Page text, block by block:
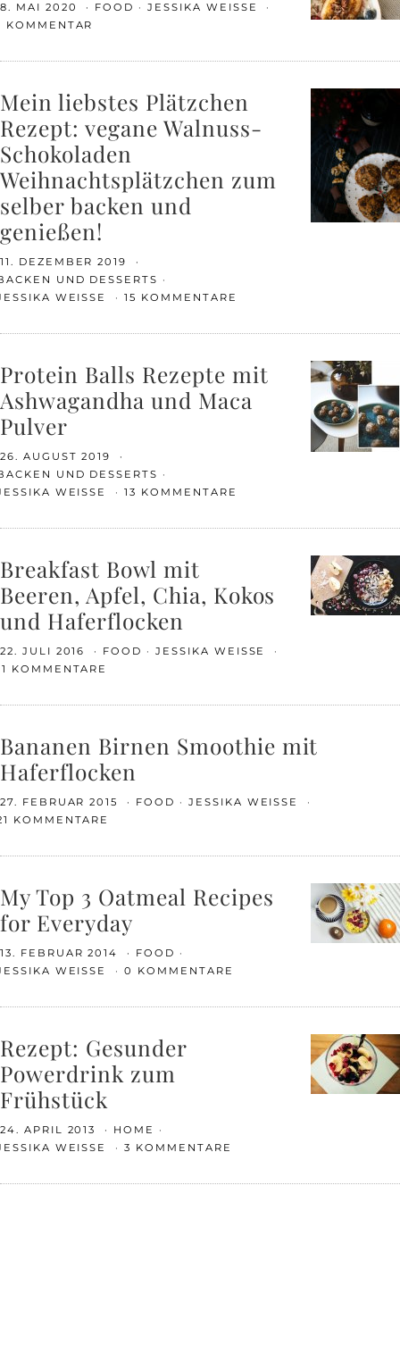
8. MAI 2020 FOOD
JESSIKA WEISSE
KOMMENTAR
Mein liebstes Plätzchen
Rezept: vegane Walnuss-
Schokoladen
Weihnachtsplätzchen zum
selber backen und
genießen!
11. DEZEMBER 2019
UND DESSERTS
WEISSE
15 KOMMENTARE
Protein Balls Rezepte mit
Ashwagandha und Maca
Pulver
26. AUGUST 2019
UND DESSERTS
WEISSE
13 KOMMENTARE
Breakfast Bowl mit
Beeren, Apfel, Chia, Kokos
und Haferflocken
22. JULI 2016 FOOD
JESSIKA WEISSE
KOMMENTARE
Bananen Birnen Smoothie mit
Haferflocken
27. FEBRUAR 2015 FOOD
JESSIKA WEISSE
KOMMENTARE
My Top 3 Oatmeal Recipes
for Everyday
13. FEBRUAR 2014
FOOD
WEISSE
0 KOMMENTARE
Rezept: Gesunder
Powerdrink zum
Frühstück
24. APRIL 2013
HOME
WEISSE
3 KOMMENTARE